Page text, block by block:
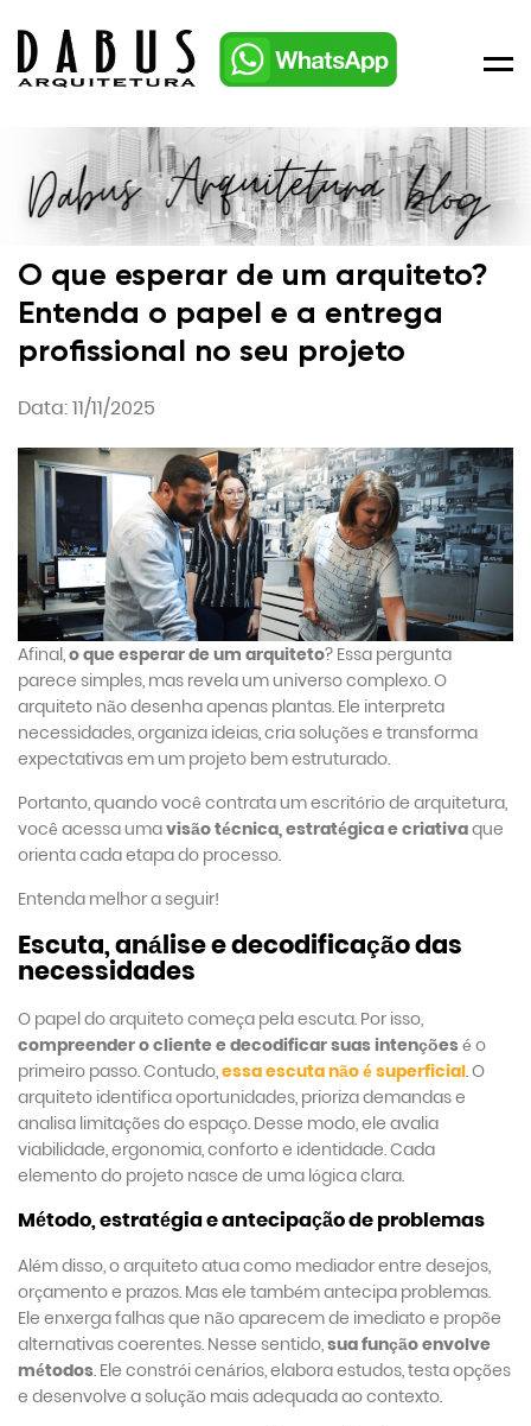
O que esperar de um arquiteto?
Entenda o papel e a entrega
profissional no seu projeto
Data: 11/11/2025
Afinal,o que esperar de um arquiteto? Essa pergunta
parece simples, mas revela um universo complexo. O
arquiteto não desenha apenas plantas. Ele interpreta
necessidades, organiza ideias, cria soluções e transforma
expectativas em um projeto bem estruturado.
Portanto, quando você contrata um escritório de arquitetura,
você acessa umavisão técnica, estratégica e criativaque
orienta cada etapa do processo.
Entenda melhor a seguir!
Escuta, análise e decodificação das
necessidades
O papel do arquiteto começa pela escuta. Por isso,
compreender o cliente e decodificar suas intençõesé o
primeiro passo. Contudo,essa escuta não é superficial. O
arquiteto identifica oportunidades, prioriza demandas e
analisa limitações do espaço. Desse modo, ele avalia
viabilidade, ergonomia, conforto e identidade. Cada
elemento do projeto nasce de uma lógica clara.
Método, estratégia e antecipação de problemas
Além disso, o arquiteto atua como mediador entre desejos,
orçamento e prazos. Mas ele também antecipa problemas.
Ele enxerga falhas que não aparecem de imediato e propõe
alternativas coerentes. Nesse sentido,sua função envolve
métodos. Ele constrói cenários, elabora estudos, testa opções
e desenvolve a solução mais adequada ao contexto.